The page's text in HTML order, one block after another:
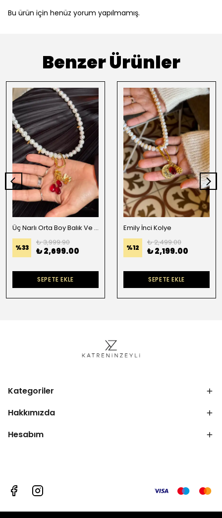
Bu ürün için henüz yorum yapılmamış.
Benzer Ürünler
Üç Narlı Orta Boy Balık Ve Gold Detaylı İnci Kolye
%33
₺ 3,999.90
₺ 2,699.00
SEPETE EKLE
Emily İnci Kolye
%12
₺ 2,499.00
₺ 2,199.00
SEPETE EKLE
Kategoriler
Hakkımızda
Hesabım